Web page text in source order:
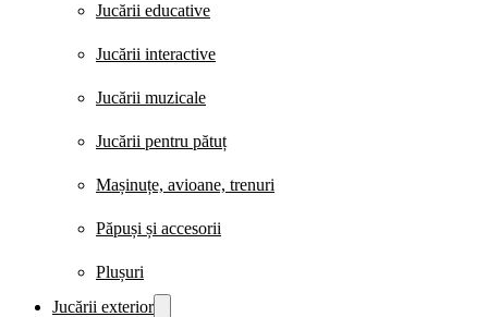
Jucării educative
Jucării interactive
Jucării muzicale
Jucării pentru pătuț
Mașinuțe, avioane, trenuri
Păpuși și accesorii
Plușuri
Jucării exterior